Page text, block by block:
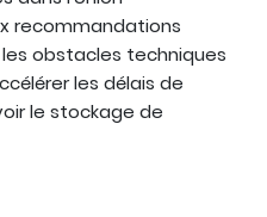
recommandations
obstacles techniques
les délais de
le stockage de